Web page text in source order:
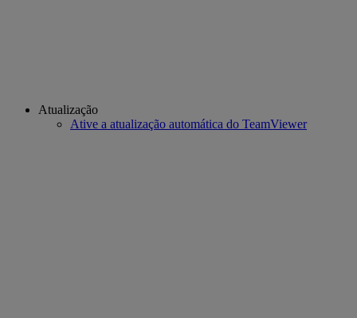
Atualização
Ative a atualização automática do TeamViewer